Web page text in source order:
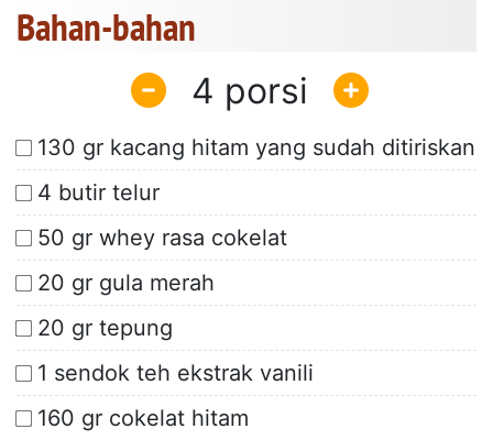
Bahan-bahan
4
130 gr kacang hitam yang sudah ditiriskan
4 butir telur
50 gr whey rasa cokelat
20 gr gula merah
20 gr tepung
1 sendok teh ekstrak vanili
160 gr cokelat hitam